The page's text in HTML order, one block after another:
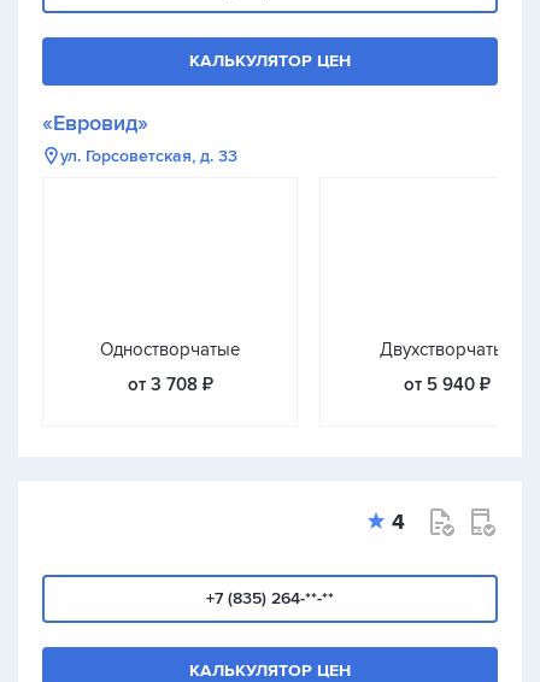
КАЛЬКУЛЯТОР ЦЕН
«Евровид»
ул. Горсоветская, д. 33
Одностворчатые
от 3 708 ₽
Двухстворчатые
от 5 940 ₽
4
+7 (835) 264-**-**
КАЛЬКУЛЯТОР ЦЕН